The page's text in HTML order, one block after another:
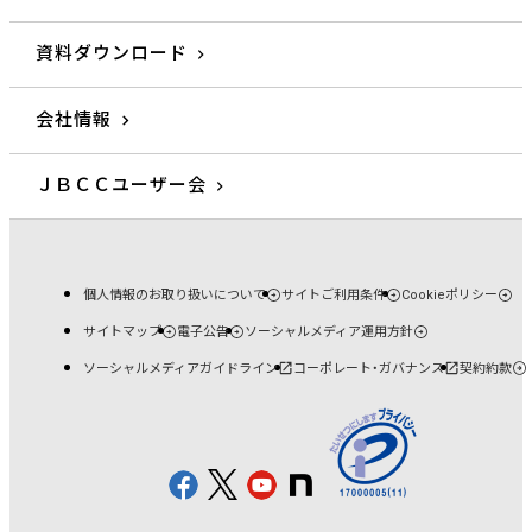
資料ダウンロード
会社情報
ＪＢＣＣユーザー会
個人情報のお取り扱いについて サイトご利用条件 Cookieポリシー
サイトマップ 電子公告 ソーシャルメディア運用方針
ソーシャルメディアガイドライン コーポレート・ガバナンス 契約約款